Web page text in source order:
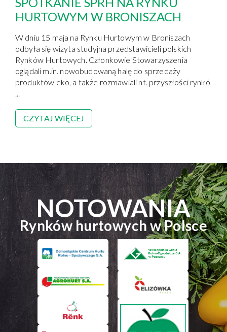
HURTOWYM W BRONISZACH
W dniu 15 maja na Rynku Hurtowym w Broniszach
odbyła się wizyta studyjna przedstawicieli polskich
Rynków Hurtowych. Członkowie Stowarzyszenia
oglądali m.in. nowobudowaną halę do sprzedaży
produktów eko, a także rozmawiali nt. przyszłości rynkó
...
CZYTAJ WIĘCEJ
NOTOWANIA
Rynków hurtowych w Polsce